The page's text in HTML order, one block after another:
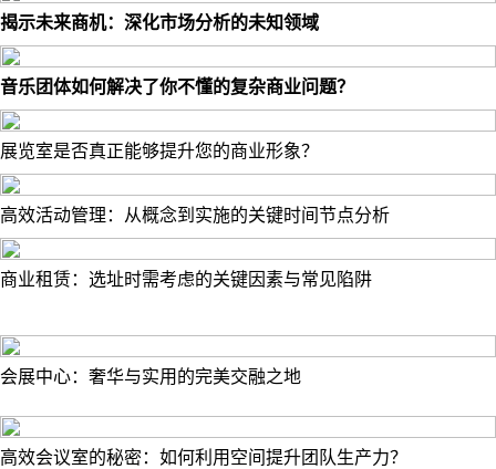
揭示未来商机：深化市场分析的未知领域
音乐团体如何解决了你不懂的复杂商业问题？
展览室是否真正能够提升您的商业形象？
高效活动管理：从概念到实施的关键时间节点分析
商业租赁：选址时需考虑的关键因素与常见陷阱
会展中心：奢华与实用的完美交融之地
高效会议室的秘密：如何利用空间提升团队生产力？